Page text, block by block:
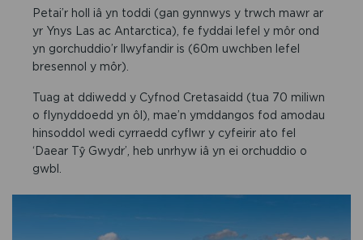
Petai’r holl iâ yn toddi (gan gynnwys y trwch mawr ar
yr Ynys Las ac Antarctica), fe fyddai lefel y môr ond
yn gorchuddio’r llwyfandir is (60m uwchben lefel
bresennol y môr).
Tuag at ddiwedd y Cyfnod Cretasaidd (tua 70 miliwn
o flynyddoedd yn ôl), mae’n ymddangos fod amodau
hinsoddol wedi cyrraedd cyflwr y cyfeirir ato fel
‘Daear Tŷ Gwydr’, heb unrhyw iâ yn ei orchuddio o
gwbl.